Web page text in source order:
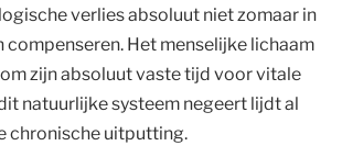
verlies absoluut niet zomaar in
compenseren. Het menselijke lichaam
zijn absoluut vaste tijd voor vitale
natuurlijke systeem negeert lijdt al
chronische uitputting.